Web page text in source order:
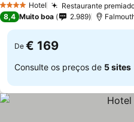
4 EstrelasHotel Restaurante
8,4 Muito boa 2.989
De € 169
Consulte os preços de 5 sites